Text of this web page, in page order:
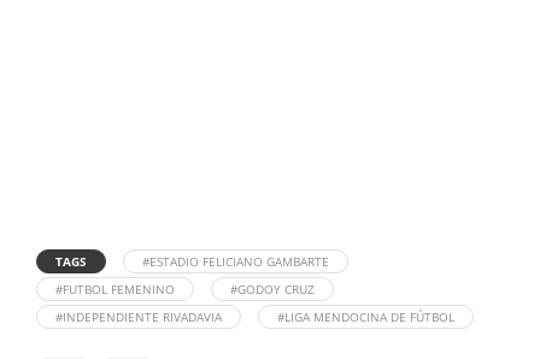
TAGS
#ESTADIO FELICIANO GAMBARTE
#FUTBOL FEMENINO
#GODOY CRUZ
#INDEPENDIENTE RIVADAVIA
#LIGA MENDOCINA DE FÚTBOL